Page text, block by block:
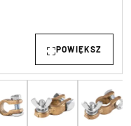
POWIĘKSZ